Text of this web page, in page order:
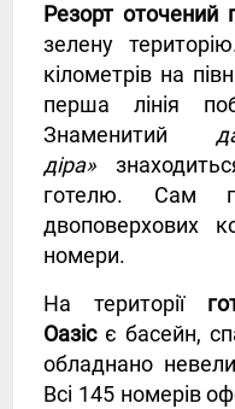
Резорт оточений
зелену
кілометрів на
перша лінія
Знаменитий
діра»
готелю. Сам
двоповерхових
номери.
На території
Оазісє басейн,
обладнано
Всі 145 номерів